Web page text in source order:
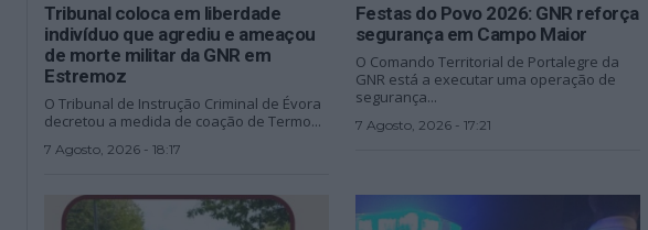
Tribunal coloca em liberdade
indivíduo que agrediu e ameaçou
de morte militar da GNR em
Estremoz
O Tribunal de Instrução Criminal de Évora
decretou a medida de coação de Termo...
7 Agosto, 2026 - 18:17
Festas do Povo 2026: GNR reforça
segurança em Campo Maior
O Comando Territorial de Portalegre da
GNR está a executar uma operação de
segurança...
7 Agosto, 2026 - 17:21